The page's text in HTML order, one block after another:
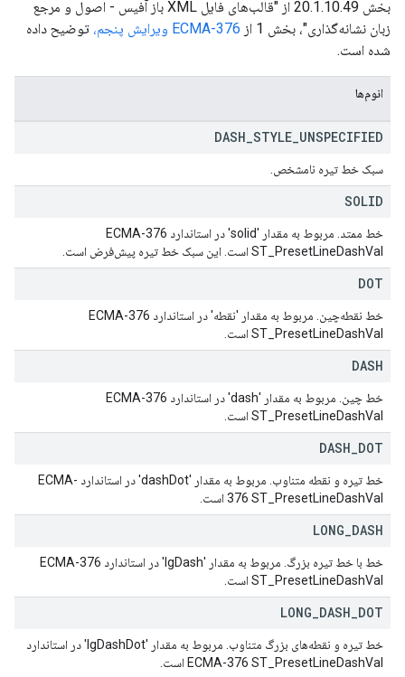
بخش 20.1.10.49 از "قالب‌های فایل XML باز آفیس - اصول و مرجع
زبان نشانه‌گذاری"، بخش 1 از
ECMA-376 ویرایش پنجم،
توضیح داده
شده است.
انوم‌ها
DASH STYLE UNSPECIFIED
سبک خط تیره نامشخص.
SOLID
خط ممتد. مربوط به مقدار 'solid' در استاندارد ECMA-376
ST_PresetLineDashVal است. این سبک خط تیره پیش‌فرض است.
DOT
خط نقطه‌چین. مربوط به مقدار 'نقطه' در استاندارد ECMA-376
ST_PresetLineDashVal است.
DASH
خط چین. مربوط به مقدار 'dash' در استاندارد ECMA-376
ST_PresetLineDashVal است.
DASH DOT
خط تیره و نقطه متناوب. مربوط به مقدار 'dashDot' در استاندارد ECMA-
376 ST_PresetLineDashVal است.
LONG DASH
خط با خط تیره بزرگ. مربوط به مقدار 'lgDash' در استاندارد ECMA-376
ST_PresetLineDashVal است.
LONG DASH DOT
خط تیره و نقطه‌های بزرگ متناوب. مربوط به مقدار 'lgDashDot' در استاندارد
ECMA-376 ST_PresetLineDashVal است.